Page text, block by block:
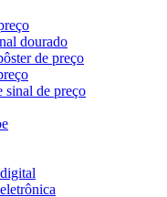
dourado
de preço
sinal de preço